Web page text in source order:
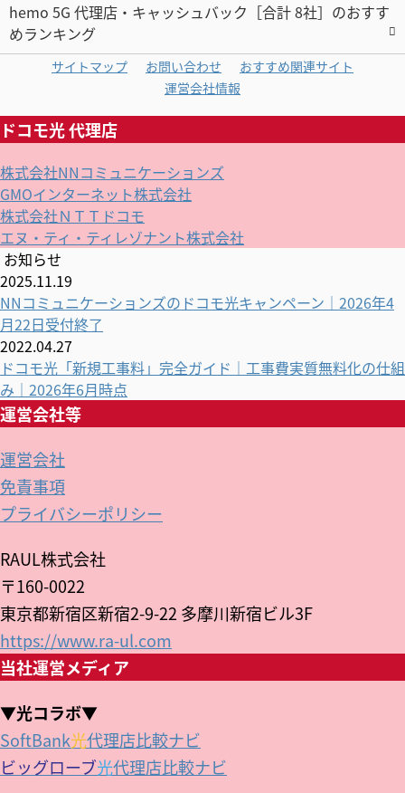
hemo 5G 代理店・キャッシュバック［合計 8社］のおすす
めランキング
サイトマップ お問い合わせ
おすすめ関連サイト
運営会社情報
ドコモ光 代理店
株式会社NNコミュニケーションズ
GMOインターネット株式会社
株式会社ＮＴＴドコモ
エヌ・ティ・ティレゾナント株式会社
お知らせ
2025.11.19
NNコミュニケーションズのドコモ光キャンペーン｜2026年4
月22日受付終了
2022.04.27
ドコモ光「新規工事料」完全ガイド｜工事費実質無料化の仕組
み｜2026年6月時点
運営会社等
運営会社
免責事項
プライバシーポリシー
RAUL株式会社
〒160-0022
東京都新宿区新宿2-9-22 多摩川新宿ビル3F
https://www.ra-ul.com
当社運営メディア
▼光コラボ▼
SoftBank光代理店比較ナビ
ビッグローブ光代理店比較ナビ